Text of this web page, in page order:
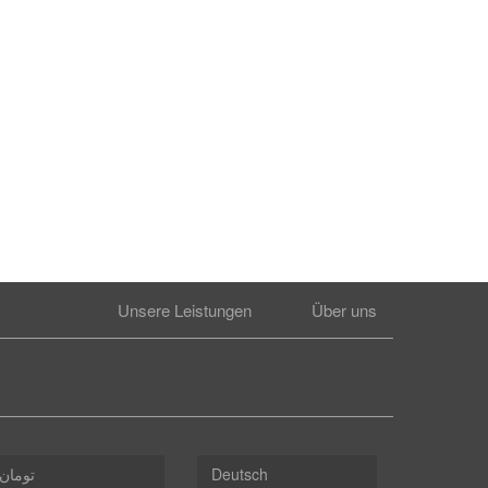
Über uns
Unsere Leistungen